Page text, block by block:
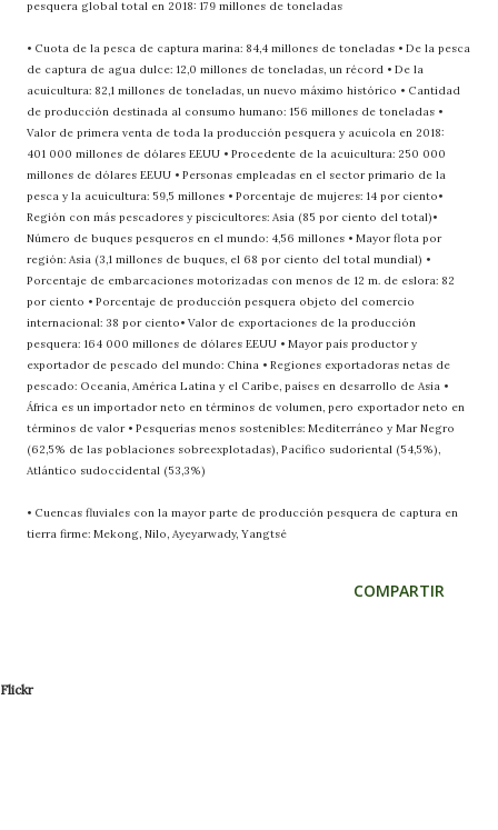
pesquera global total en 2018: 179 millones de toneladas
• Cuota de la pesca de captura marina: 84,4 millones de toneladas • De la pesca
de captura de agua dulce: 12,0 millones de toneladas, un récord • De la
acuicultura: 82,1 millones de toneladas, un nuevo máximo histórico • Cantidad
de producción destinada al consumo humano: 156 millones de toneladas •
Valor de primera venta de toda la producción pesquera y acuícola en 2018:
401 000 millones de dólares EEUU • Procedente de la acuicultura: 250 000
millones de dólares EEUU • Personas empleadas en el sector primario de la
pesca y la acuicultura: 59,5 millones • Porcentaje de mujeres: 14 por ciento•
Región con más pescadores y piscicultores: Asia (85 por ciento del total)•
Número de buques pesqueros en el mundo: 4,56 millones • Mayor flota por
región: Asia (3,1 millones de buques, el 68 por ciento del total mundial) •
Porcentaje de embarcaciones motorizadas con menos de 12 m. de eslora: 82
por ciento • Porcentaje de producción pesquera objeto del comercio
internacional: 38 por ciento• Valor de exportaciones de la producción
pesquera: 164 000 millones de dólares EEUU • Mayor país productor y
exportador de pescado del mundo: China • Regiones exportadoras netas de
pescado: Oceanía, América Latina y el Caribe, países en desarrollo de Asia •
África es un importador neto en términos de volumen, pero exportador neto en
términos de valor • Pesquerías menos sostenibles: Mediterráneo y Mar Negro
(62,5% de las poblaciones sobreexplotadas), Pacífico sudoriental (54,5%),
Atlántico sudoccidental (53,3%)
• Cuencas fluviales con la mayor parte de producción pesquera de captura en
tierra firme: Mekong, Nilo, Ayeyarwady, Yangtsé
COMPARTIR
Flickr